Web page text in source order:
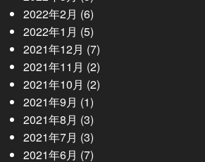
2022年2月 (6)
2022年1月 (5)
2021年12月 (7)
2021年11月 (2)
2021年10月 (2)
2021年9月 (1)
2021年8月 (3)
2021年7月 (3)
2021年6月 (7)